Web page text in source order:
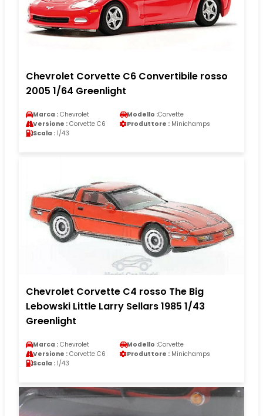
Chevrolet Corvette C6 Convertibile rosso
2005 1/64 Greenlight
Marca : Chevrolet Modello :Corvette
Versione : Corvette C6 Produttore : Minichamps
Scala : 1/43
Chevrolet Corvette C4 rosso The Big
Lebowski Little Larry Sellars 1985 1/43
Greenlight
Marca : Chevrolet Modello :Corvette
Versione : Corvette C6 Produttore : Minichamps
Scala : 1/43